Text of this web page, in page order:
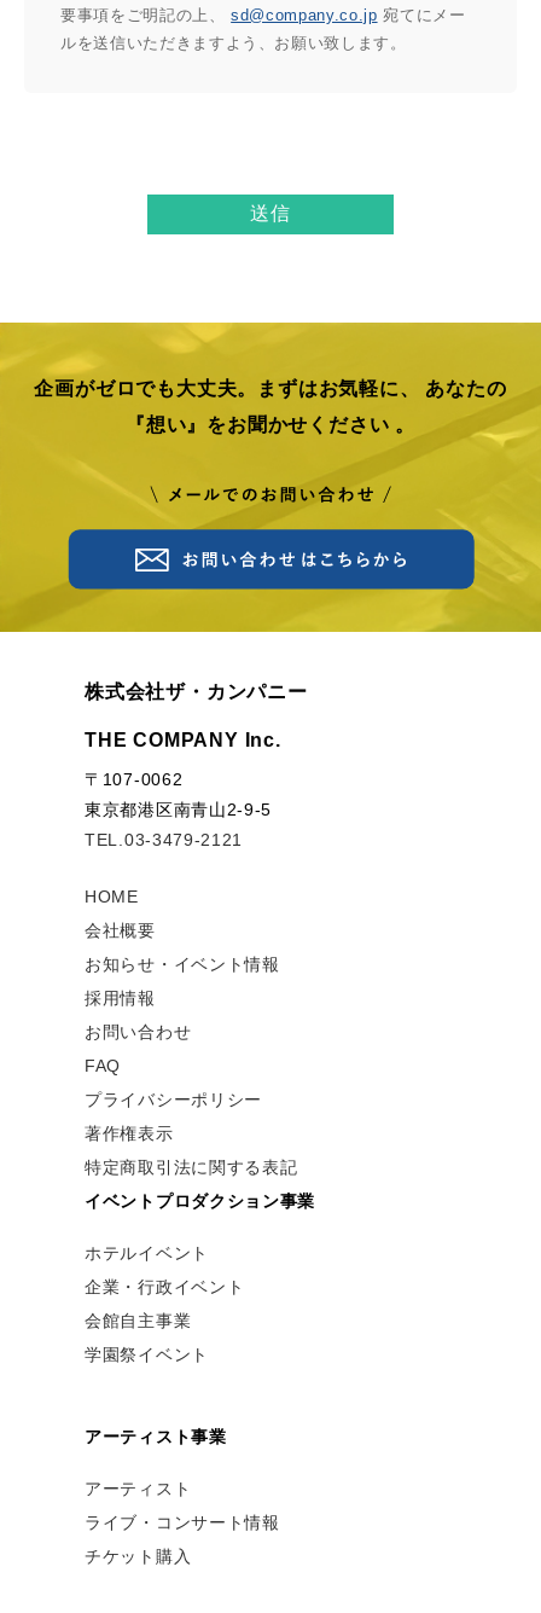
要事項をご明記の上、sd@company.co.jp 宛てにメー
ルを送信いただきますよう、お願い致します。
企画がゼロでも大丈夫。まずはお気軽に、
あなたの
『想い』をお聞かせください 。
株式会社ザ・カンパニー
THE COMPANY Inc.
〒107-0062
東京都港区南青山2-9-5
TEL.03-3479-2121
HOME
会社概要
お知らせ・イベント情報
採用情報
お問い合わせ
FAQ
プライバシーポリシー
著作権表示
特定商取引法に関する表記
イベントプロダクション事業
ホテルイベント
企業・行政イベント
会館自主事業
学園祭イベント
アーティスト事業
アーティスト
ライブ・コンサート情報
チケット購入